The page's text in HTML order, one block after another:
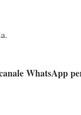
WhatsApp